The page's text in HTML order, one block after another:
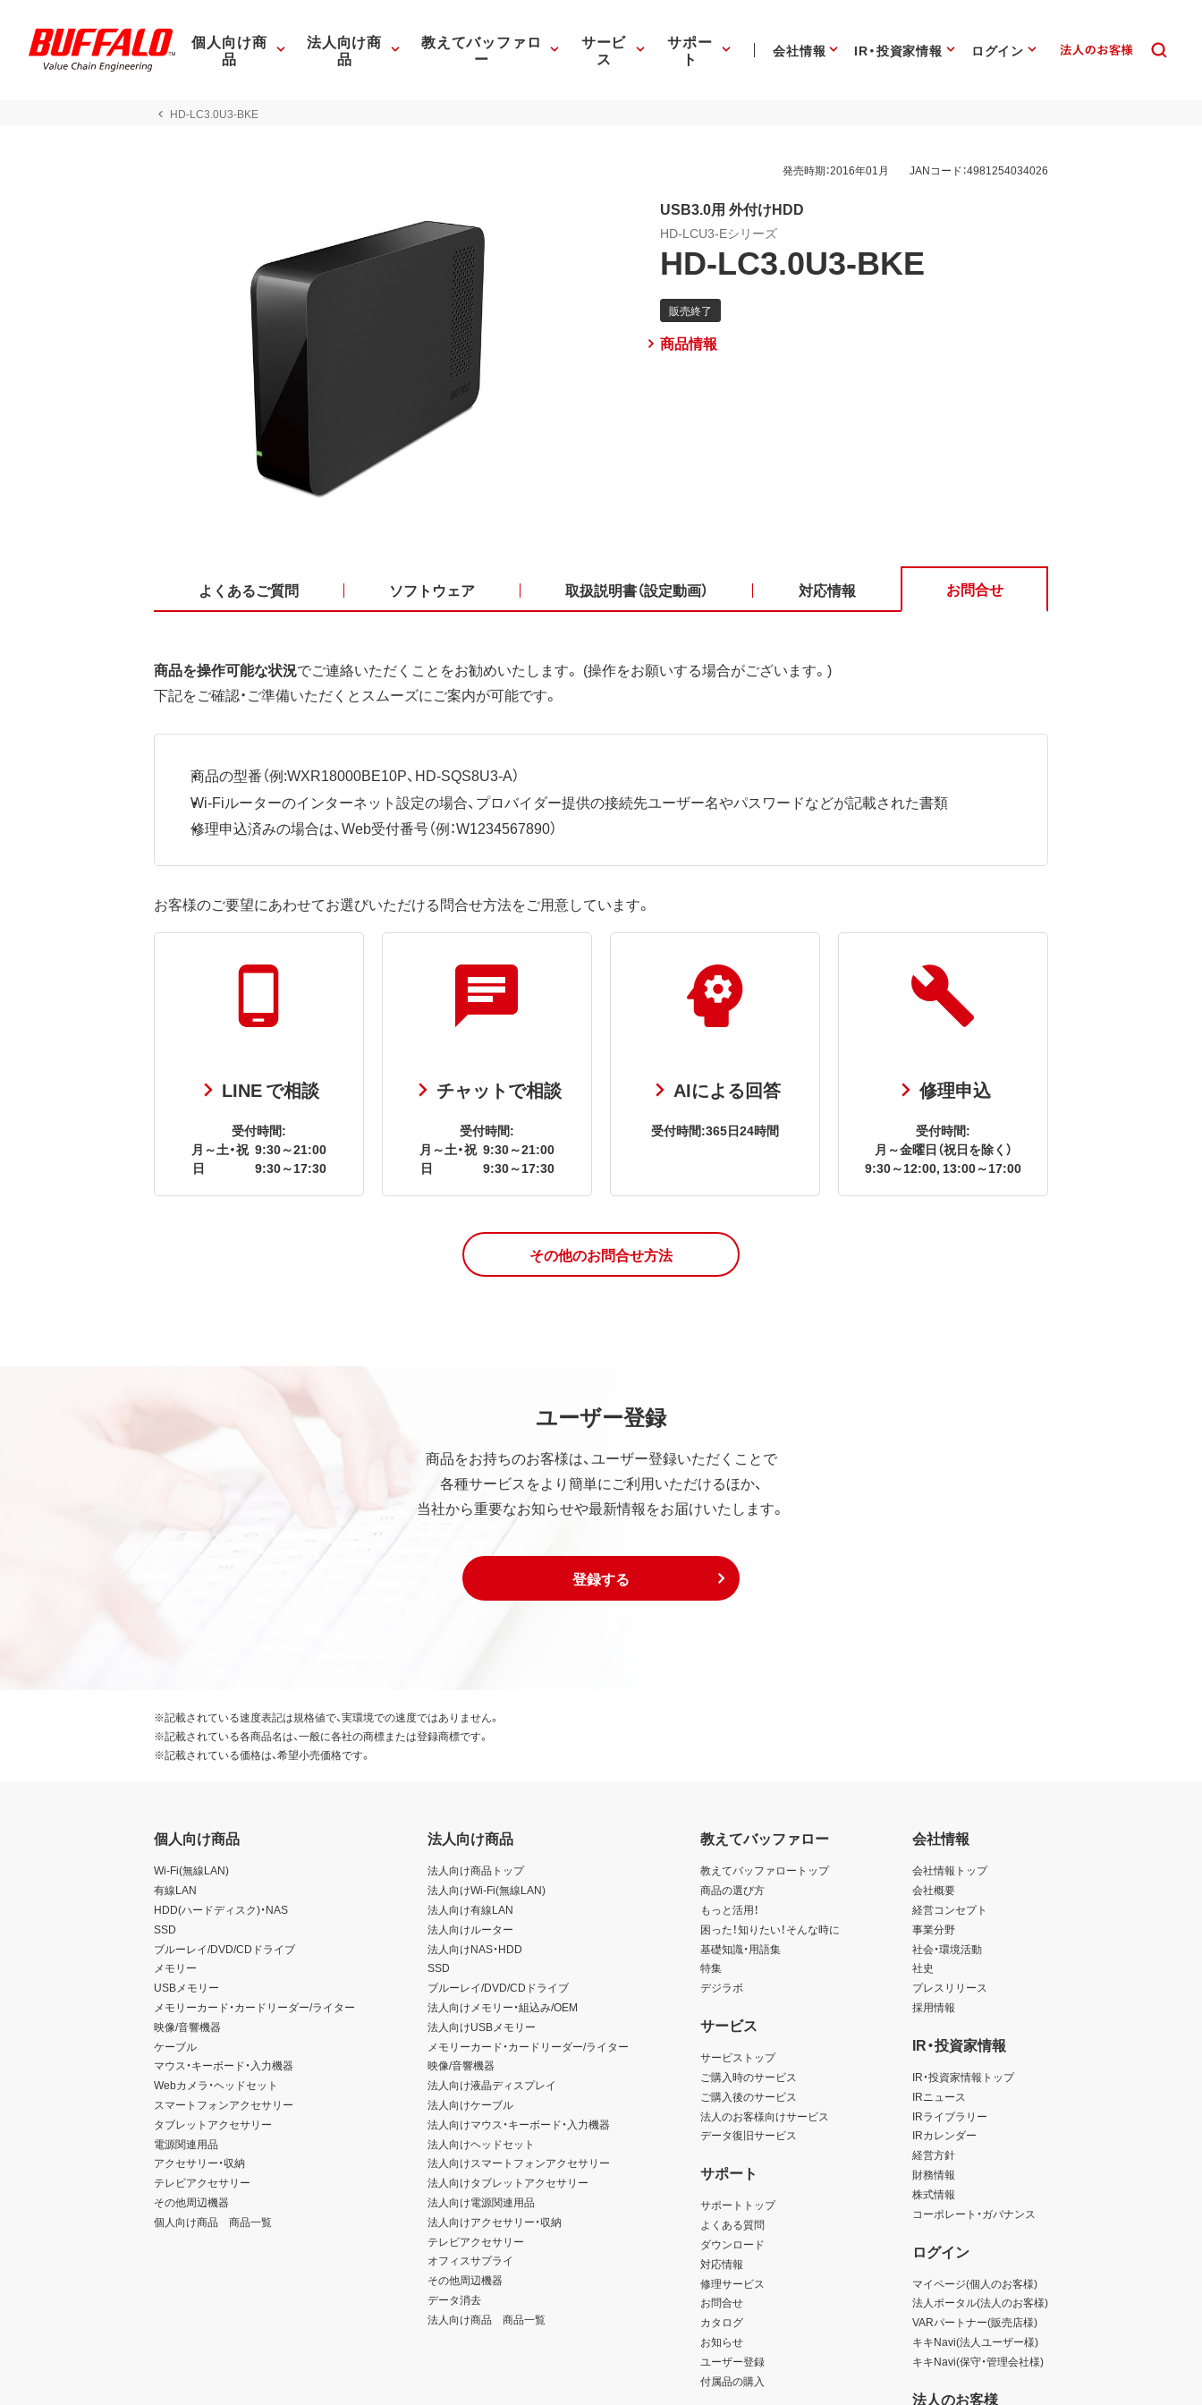
個人向け商
品
法人向け商
品
教えてバッファロ
ー
サービ
ス
サポー
ト 会社情報 IR・投資家情報 ログイン
HD-LC3.0U3-BKE
発売時期：2016年01月 JANコード：4981254034026
USB3.0用 外付けHDD
HD-LCU3-Eシリーズ
HD-LC3.0U3-BKE
商品情報
よくあるご質問 ソフトウェア 取扱説明書（設定動画） 対応情報 お問合せ
商品を操作可能な状況でご連絡いただくことをお勧めいたします。 (操作をお願いする場合がございます。)
下記をご確認・ご準備いただくとスムーズにご案内が可能です。
商品の型番（例:WXR18000BE10P、HD-SQS8U3-A）
Wi-Fiルーターのインターネット設定の場合、プロバイダー提供の接続先ユーザー名やパスワードなどが記載された書類
修理申込済みの場合は、Web受付番号（例：W1234567890）
お客様のご要望にあわせてお選びいただける問合せ方法をご用意しています。
LINE で相談
受付時間:
月～土・祝 9:30～21:00
日
9:30～17:30
チャットで相談
受付時間:
月～土・祝 9:30～21:00
日
9:30～17:30
AIによる回答
受付時間:365日24時間
修理申込
受付時間:
月～金曜日（祝日を除く）
9:30～12:00, 13:00～17:00
その他のお問合せ方法
ユーザー登録
商品をお持ちのお客様は、ユーザー登録いただくことで
各種サービスをより簡単にご利用いただけるほか、
当社から重要なお知らせや最新情報をお届けいたします。
登録する
※記載されている速度表記は規格値で、実環境での速度ではありません。
※記載されている各商品名は、一般に各社の商標または登録商標です。
※記載されている価格は、希望小売価格です。
個人向け商品
Wi-Fi(無線LAN)
有線LAN
HDD(ハードディスク)・NAS
SSD
ブルーレイ/DVD/CDドライブ
メモリー
USBメモリー
メモリーカード・カードリーダー/ライター
映像/音響機器
ケーブル
マウス・キーボード・入力機器
Webカメラ・ヘッドセット
スマートフォンアクセサリー
タブレットアクセサリー
電源関連用品
アクセサリー・収納
テレビアクセサリー
その他周辺機器
個人向け商品 商品一覧
法人向け商品
法人向け商品トップ
法人向けWi-Fi(無線LAN)
法人向け有線LAN
法人向けルーター
法人向けNAS・HDD
SSD
ブルーレイ/DVD/CDドライブ
法人向けメモリー・組込み/OEM
法人向けUSBメモリー
メモリーカード・カードリーダー/ライター
映像/音響機器
法人向け液晶ディスプレイ
法人向けケーブル
法人向けマウス・キーボード・入力機器
法人向けヘッドセット
法人向けスマートフォンアクセサリー
法人向けタブレットアクセサリー
法人向け電源関連用品
法人向けアクセサリー・収納
テレビアクセサリー
オフィスサプライ
その他周辺機器
データ消去
法人向け商品 商品一覧
教えてバッファロー
教えてバッファロートップ
商品の選び方
もっと活用！
困った！知りたい！そんな時に
基礎知識・用語集
特集
デジラボ
サービス
サービストップ
ご購入時のサービス
ご購入後のサービス
法人のお客様向けサービス
データ復旧サービス
サポート
サポートトップ
よくある質問
ダウンロード
対応情報
修理サービス
お問合せ
カタログ
お知らせ
ユーザー登録
付属品の購入
会社情報
会社情報トップ
会社概要
経営コンセプト
事業分野
社会・環境活動
社史
プレスリリース
採用情報
IR・投資家情報
IR・投資家情報トップ
IRニュース
IRライブラリー
IRカレンダー
経営方針
財務情報
株式情報
コーポレート・ガバナンス
ログイン
マイページ(個人のお客様)
法人ポータル(法人のお客様)
VARパートナー(販売店様)
キキNavi(法人ユーザー様)
キキNavi(保守・管理会社様)
法人のお客様